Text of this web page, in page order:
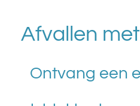
Afvallen
Ontvang een